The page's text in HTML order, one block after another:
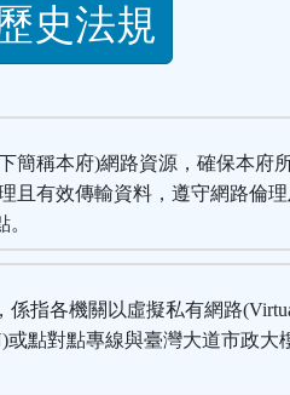
史法規
簡稱本府)網路資源，確保本府
且有效傳輸資料，遵守網路倫
指各機關以虛擬私有網路
點對點專線與臺灣大道市政大